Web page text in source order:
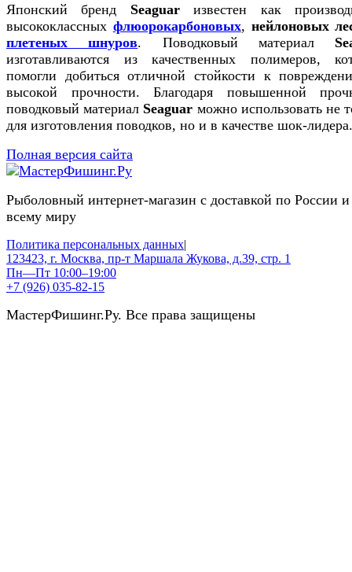
Японский бренд Seaguarизвестен как
высококлассных флюорокарбоновых, нейлоновых
плетеных шнуров. Поводковый материал
изготавливаются из качественных полимеров,
помогли добиться отличной стойкости к
высокой прочности. Благодаря повышенной
поводковый материал Seaguar можно использовать не
для изготовления поводков, но и в качестве шок-лидера.
Полная версия сайта
Рыболовный интернет-магазин с доставкой по России и
всему миру
Политика персональных данных|
123423, г. Москва, пр-т Маршала Жукова, д.39, стр. 1
Пн—Пт 10:00–19:00
+7 (926) 035-82-15
МастерФишинг.Ру. Все права защищены